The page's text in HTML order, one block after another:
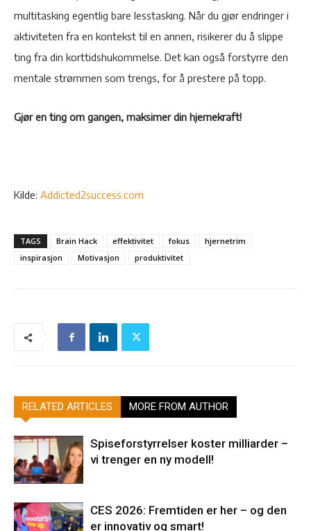
multitasking egentlig bare lesstasking. Når du gjør endringer i
aktiviteten fra en kontekst til en annen, risikerer du å slippe
ting fra din korttidshukommelse. Det kan også forstyrre den
mentale strømmen som trengs, for å prestere på topp.
Gjør en ting om gangen, maksimer din hjernekraft!
Kilde: Addicted2success.com
TAGS Brain Hack effektivitet fokus
hjernetrim
inspirasjon
Motivasjon produktivitet
RELATED ARTICLES MORE FROM AUTHOR
Spiseforstyrrelser koster milliarder –
vi trenger en ny modell!
CES 2026: Fremtiden er her – og den
er innovativ og smart!